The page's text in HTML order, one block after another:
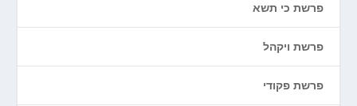
פרשת כי תשא
פרשת ויקהל
פרשת פקודי